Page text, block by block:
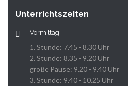
Unterrichtszeiten
Vormittag
1. Stunde: 7.45 - 8.30 Uhr
2. Stunde: 8.35 - 9.20 Uhr
große Pause: 9.20 - 9.40 Uhr
3. Stunde: 9.40 - 10.25 Uhr